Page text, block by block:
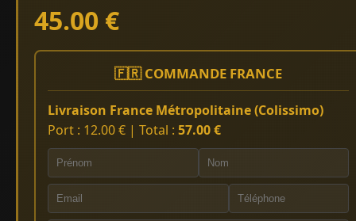
45.00 €
🇫🇷 COMMANDE FRANCE
Livraison France Métropolitaine (Colissimo)
Port : 12.00 € | Total : 57.00 €